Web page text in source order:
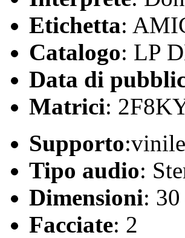
Etichetta:
Catalogo: LP
Data di
Matrici:
Supporto
Tipo audio:
Dimensioni:
Facciate: 2